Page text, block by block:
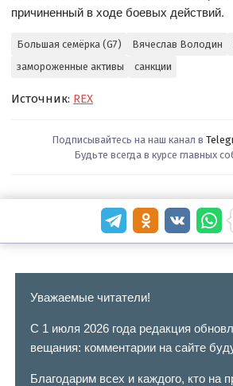
причиненный в ходе боевых действий.
Большая семёрка (G7) Вячеслав Володин
замороженные активы
санкции
Источник: REX
Подписывайтесь на наш канал в
Будьте всегда в курсе главных
Уважаемые читатели!
С 1 июля 2026 года редакция
вещания: комментарии на сайте
Благодарим всех и каждого, кто на